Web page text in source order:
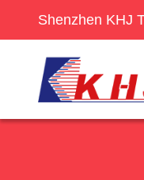
Shenzhen KHJ